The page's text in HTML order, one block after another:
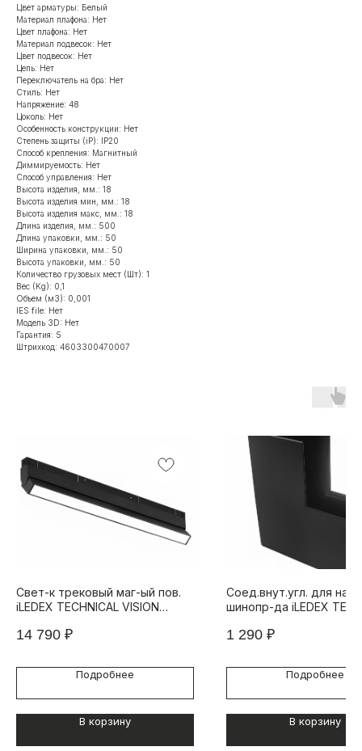
Цвет арматуры: Белый
Материал плафона: Нет
Цвет плафона: Нет
Материал подвесок: Нет
Цвет подвесок: Нет
Цепь: Нет
Переключатель на бра: Нет
Стиль: Нет
Напряжение: 48
Цоколь: Нет
Особенность конструкции: Нет
Степень защиты (iP): IP20
Способ крепления: Магнитный
Диммируемость: Нет
Способ управления: Нет
Высота изделия, мм.: 18
Высота изделия мин, мм.: 18
Высота изделия макс, мм.: 18
Длина изделия, мм.: 500
Длина упаковки, мм.: 50
Ширина упаковки, мм.: 50
Высота упаковки, мм.: 50
Количество грузовых мест (Шт): 1
Вес (Kg): 0,1
Объем (м3): 0,001
IES file: Нет
Модель 3D: Нет
Гарантия: 5
Штрихкод: 4603300470007
Свет-к трековый маг-ый пов.
iLEDEX TECHNICAL VISION
110DG-BK (раб. с Алисой)
14 790 ₽
Подробнее
В корзину
Соед.внут.угл. для
шинопр-да iLEDEX
CONNECT 4822-021-95/
1 290 ₽
Подробнее
В корзину